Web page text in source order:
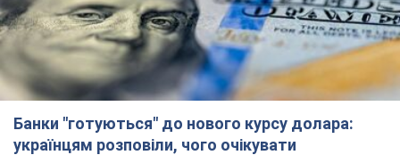
Банки "готуються" до нового курсу долара:
українцям розповіли, чого очікувати